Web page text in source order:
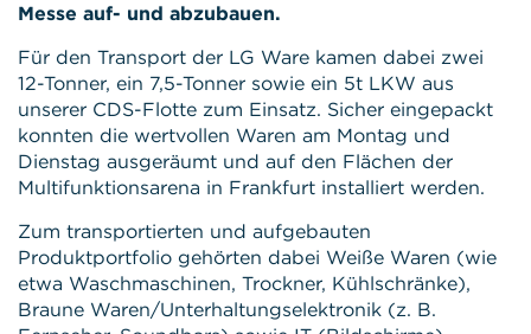
Messe auf- und abzubauen.
Für den Transport der LG Ware kamen dabei zwei
12-Tonner, ein 7,5-Tonner sowie ein 5t LKW aus
unserer CDS-Flotte zum Einsatz. Sicher eingepackt
konnten die wertvollen Waren am Montag und
Dienstag ausgeräumt und auf den Flächen der
Multifunktionsarena in Frankfurt installiert werden.
Zum transportierten und aufgebauten
Produktportfolio gehörten dabei Weiße Waren (wie
etwa Waschmaschinen, Trockner, Kühlschränke),
Braune Waren/Unterhaltungselektronik (z. B.